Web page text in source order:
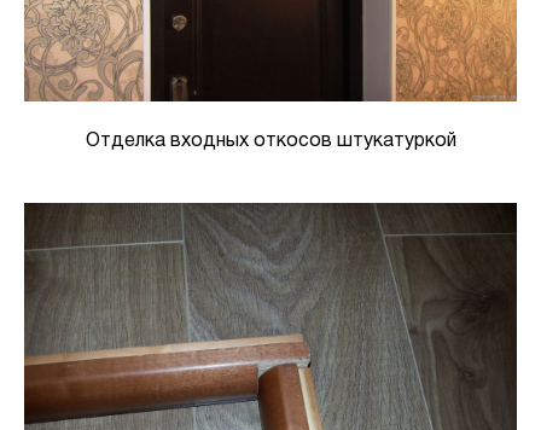
Отделка входных откосов штукатуркой